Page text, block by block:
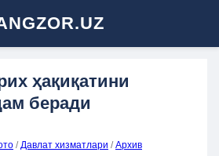
ҳақиқатини
беради
/Давлат хизматлари /Архив